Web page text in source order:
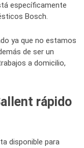
específicamente
Bosch.
ya que no estamos
de ser un
a domicilio,
rápido
disponible para